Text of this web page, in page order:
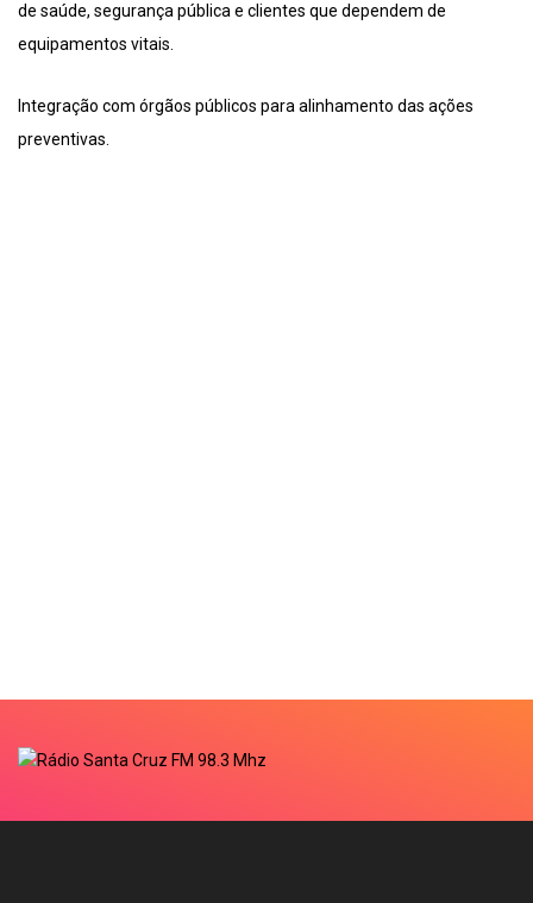
de saúde, segurança pública e clientes que dependem de
equipamentos vitais.
Integração com órgãos públicos para alinhamento das ações
preventivas.